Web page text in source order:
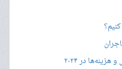
در ۲۰۲۴